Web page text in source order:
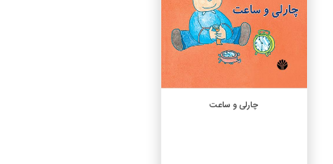
افزودن به سبد خرید
چارلی و ساعت